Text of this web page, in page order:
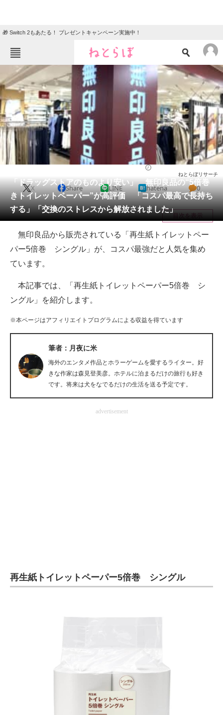
🎁 Switch 2もあたる！ プレゼントキャンペーン実施中！
ねとらぼメニュー
TOP ニュース
エンタメ クイズ
グルメ
住まい 教育・育児
動物 リサーチ
会員記事
メディア
注目記事を集めた総合ページ
ITの今と未来を見通す
スマホと通信の最新トレンド
進化するPCとデバイスの未来
AI活用のいまが分かる
企業ITのトレンドを詳説
エネルギーの専門メディア
ちょっと気になるネットの話題
「ドラッグストアのものより安い」 無印良品の“5倍巻
きトイレットペーパー”が高評価 「コスパ最高で長持ち
する」「交換のストレスから解放されました」
ねとらぼリサーチ
X Share LINE hatena 0
目次を表示
無印良品から販売されている「再生紙トイレットペー
パー5倍巻 シングル」が、コスパ最強だと人気を集め
ています。
本記事では、「再生紙トイレットペーパー5倍巻 シ
ングル」を紹介します。
※本ページはアフィリエイトプログラムによる収益を得ています
筆者：月夜に米
海外のエンタメ作品とホラーゲームを愛するライター。好
きな作家は森見登美彦。ホテルに泊まるだけの旅行も好き
です。将来は犬をなでるだけの生活を送る予定です。
advertisement
再生紙トイレットペーパー5倍巻 シングル